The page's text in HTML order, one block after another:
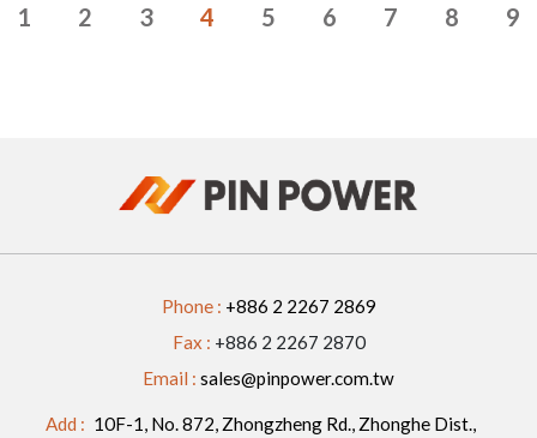
1 2 3 4 5 6 7 8 9
Phone : +886 2 2267 2869
Fax : +886 2 2267 2870
Email : sales@pinpower.com.tw
Add : 10F-1, No. 872, Zhongzheng Rd., Zhonghe Dist.,